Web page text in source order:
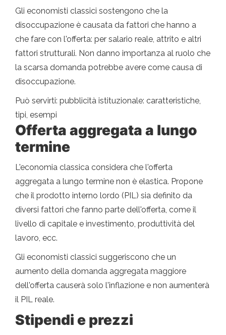
Gli economisti classici sostengono che la
disoccupazione è causata da fattori che hanno a
che fare con l'offerta: per salario reale, attrito e altri
fattori strutturali. Non danno importanza al ruolo che
la scarsa domanda potrebbe avere come causa di
disoccupazione.
Può servirti: pubblicità istituzionale: caratteristiche,
tipi, esempi
Offerta aggregata a lungo
termine
L'economia classica considera che l'offerta
aggregata a lungo termine non è elastica. Propone
che il prodotto interno lordo (PIL) sia definito da
diversi fattori che fanno parte dell'offerta, come il
livello di capitale e investimento, produttività del
lavoro, ecc.
Gli economisti classici suggeriscono che un
aumento della domanda aggregata maggiore
dell'offerta causerà solo l'inflazione e non aumenterà
il PIL reale.
Stipendi e prezzi